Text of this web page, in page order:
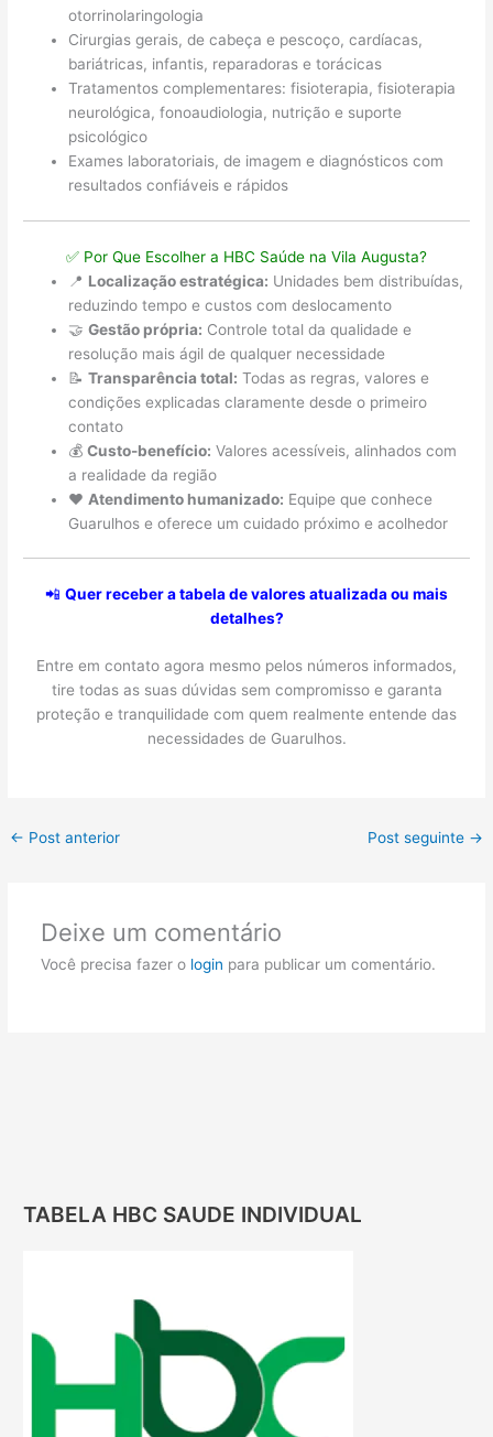
otorrinolaringologia
Cirurgias gerais, de cabeça e pescoço, cardíacas,
bariátricas, infantis, reparadoras e torácicas
Tratamentos complementares: fisioterapia, fisioterapia
neurológica, fonoaudiologia, nutrição e suporte
psicológico
Exames laboratoriais, de imagem e diagnósticos com
resultados confiáveis e rápidos
✅ Por Que Escolher a HBC Saúde na Vila Augusta?
📍 Localização estratégica: Unidades bem distribuídas,
reduzindo tempo e custos com deslocamento
🤝Gestão própria: Controle total da qualidade e
resolução mais ágil de qualquer necessidade
📝Transparência total: Todas as regras, valores e
condições explicadas claramente desde o primeiro
contato
💰Custo-benefício: Valores acessíveis, alinhados com
a realidade da região
❤️ Atendimento humanizado: Equipe que conhece
Guarulhos e oferece um cuidado próximo e acolhedor
📲 Quer receber a tabela de valores atualizada ou mais
detalhes?
Entre em contato agora mesmo pelos números informados,
tire todas as suas dúvidas sem compromisso e garanta
proteção e tranquilidade com quem realmente entende das
necessidades de Guarulhos.
← Post anterior Post seguinte →
Deixe um comentário
Você precisa fazer o login para publicar um comentário.
TABELA HBC SAUDE INDIVIDUAL